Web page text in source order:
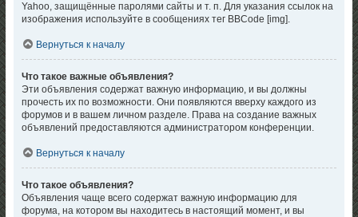
Yahoo, защищённые паролями сайты и т. п. Для указания ссылок на
изображения используйте в сообщениях тег BBCode [img].
Вернуться к началу
Что такое важные объявления?
Эти объявления содержат важную информацию, и вы должны
прочесть их по возможности. Они появляются вверху каждого из
форумов и в вашем личном разделе. Права на создание важных
объявлений предоставляются администратором конференции.
Вернуться к началу
Что такое объявления?
Объявления чаще всего содержат важную информацию для
форума, на котором вы находитесь в настоящий момент, и вы